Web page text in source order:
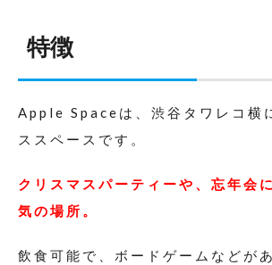
特徴
Apple Spaceは、渋谷タワレコ横
ススペースです。
クリスマスパーティーや、忘年会
気の場所。
飲食可能で、ボードゲームなどが